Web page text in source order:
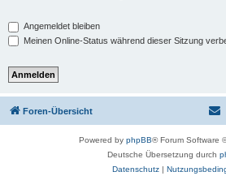
Angemeldet bleiben
Meinen Online-Status während dieser Sitzung
Foren-Übersicht
Powered by phpBB® Forum Software
Deutsche Übersetzung durch
Datenschutz|